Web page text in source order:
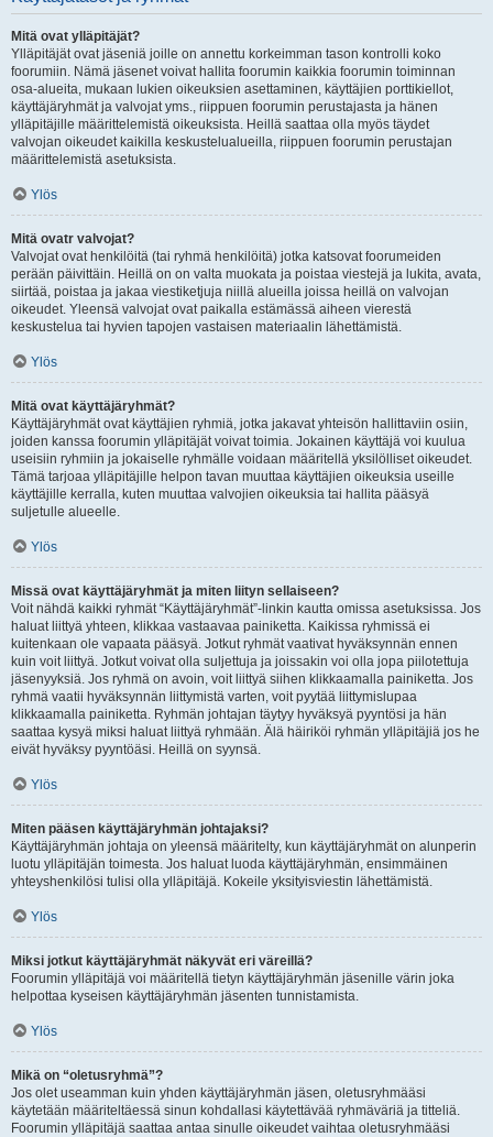
Mitä ovat ylläpitäjät?
Ylläpitäjät ovat jäseniä joille on annettu korkeimman tason kontrolli koko
foorumiin. Nämä jäsenet voivat hallita foorumin kaikkia foorumin toiminnan
osa-alueita, mukaan lukien oikeuksien asettaminen, käyttäjien porttikiellot,
käyttäjäryhmät ja valvojat yms., riippuen foorumin perustajasta ja hänen
ylläpitäjille määrittelemistä oikeuksista. Heillä saattaa olla myös täydet
valvojan oikeudet kaikilla keskustelualueilla, riippuen foorumin perustajan
määrittelemistä asetuksista.
Ylös
Mitä ovatr valvojat?
Valvojat ovat henkilöitä (tai ryhmä henkilöitä) jotka katsovat foorumeiden
perään päivittäin. Heillä on on valta muokata ja poistaa viestejä ja lukita, avata,
siirtää, poistaa ja jakaa viestiketjuja niillä alueilla joissa heillä on valvojan
oikeudet. Yleensä valvojat ovat paikalla estämässä aiheen vierestä
keskustelua tai hyvien tapojen vastaisen materiaalin lähettämistä.
Ylös
Mitä ovat käyttäjäryhmät?
Käyttäjäryhmät ovat käyttäjien ryhmiä, jotka jakavat yhteisön hallittaviin osiin,
joiden kanssa foorumin ylläpitäjät voivat toimia. Jokainen käyttäjä voi kuulua
useisiin ryhmiin ja jokaiselle ryhmälle voidaan määritellä yksilölliset oikeudet.
Tämä tarjoaa ylläpitäjille helpon tavan muuttaa käyttäjien oikeuksia useille
käyttäjille kerralla, kuten muuttaa valvojien oikeuksia tai hallita pääsyä
suljetulle alueelle.
Ylös
Missä ovat käyttäjäryhmät ja miten liityn sellaiseen?
Voit nähdä kaikki ryhmät “Käyttäjäryhmät”-linkin kautta omissa asetuksissa. Jos
haluat liittyä yhteen, klikkaa vastaavaa painiketta. Kaikissa ryhmissä ei
kuitenkaan ole vapaata pääsyä. Jotkut ryhmät vaativat hyväksynnän ennen
kuin voit liittyä. Jotkut voivat olla suljettuja ja joissakin voi olla jopa piilotettuja
jäsenyyksiä. Jos ryhmä on avoin, voit liittyä siihen klikkaamalla painiketta. Jos
ryhmä vaatii hyväksynnän liittymistä varten, voit pyytää liittymislupaa
klikkaamalla painiketta. Ryhmän johtajan täytyy hyväksyä pyyntösi ja hän
saattaa kysyä miksi haluat liittyä ryhmään. Älä häiriköi ryhmän ylläpitäjiä jos he
eivät hyväksy pyyntöäsi. Heillä on syynsä.
Ylös
Miten pääsen käyttäjäryhmän johtajaksi?
Käyttäjäryhmän johtaja on yleensä määritelty, kun käyttäjäryhmät on alunperin
luotu ylläpitäjän toimesta. Jos haluat luoda käyttäjäryhmän, ensimmäinen
yhteyshenkilösi tulisi olla ylläpitäjä. Kokeile yksityisviestin lähettämistä.
Ylös
Miksi jotkut käyttäjäryhmät näkyvät eri väreillä?
Foorumin ylläpitäjä voi määritellä tietyn käyttäjäryhmän jäsenille värin joka
helpottaa kyseisen käyttäjäryhmän jäsenten tunnistamista.
Ylös
Mikä on “oletusryhmä”?
Jos olet useamman kuin yhden käyttäjäryhmän jäsen, oletusryhmääsi
käytetään määriteltäessä sinun kohdallasi käytettävää ryhmäväriä ja titteliä.
Foorumin ylläpitäjä saattaa antaa sinulle oikeudet vaihtaa oletusryhmääsi